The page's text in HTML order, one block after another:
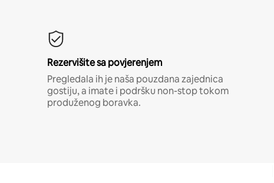
Rezervišite sa povjerenjem
Pregledala ih je naša pouzdana zajednica
gostiju, a imate i podršku non-stop tokom
produženog boravka.